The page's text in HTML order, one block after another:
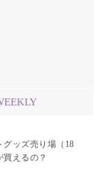
グッズ売り場（18
えるの？